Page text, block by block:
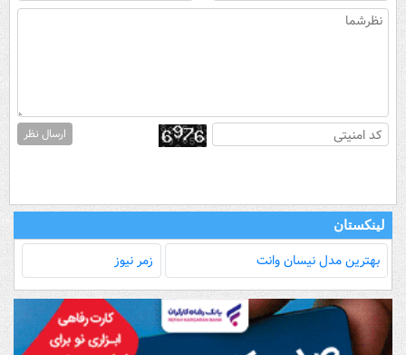
ارسال نظر
لینکستان
بهترین مدل‌ نیسان وانت زمر نیوز